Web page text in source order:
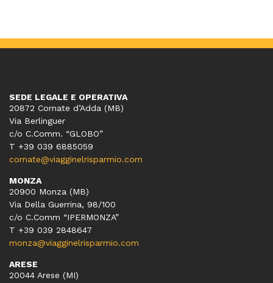
SEDE LEGALE E OPERATIVA
20872 Cornate d’Adda (MB)
Via Berlinguer
c/o C.Comm. “GLOBO”
T +39 039 6885059
cornate@viagginelrisparmio.com
MONZA
20900 Monza (MB)
Via Della Guerrina, 98/100
c/o C.Comm “IPERMONZA”
T +39 039 2848647
monza@viagginelrisparmio.com
ARESE
20044 Arese (MI)